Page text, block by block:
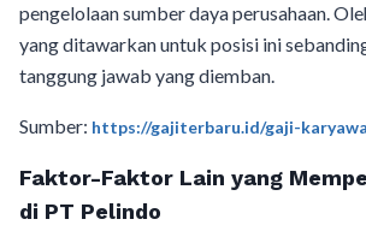
pengelolaan sumber daya perusahaan.
yang ditawarkan untuk posisi ini
tanggung jawab yang diemban.
Sumber: https://gajiterbaru.id/gaji-
Faktor-Faktor Lain yang
di PT Pelindo